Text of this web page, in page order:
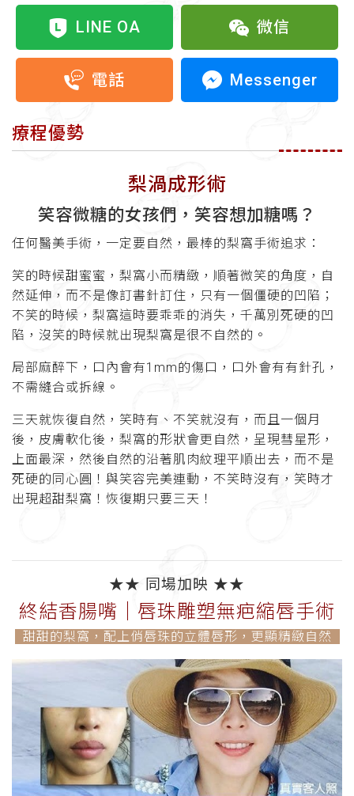
LINE OA 微信
電話 Messenger
療程優勢
梨渦成形術
笑容微糖的女孩們，笑容想加糖嗎？
任何醫美手術，一定要自然，最棒的梨窩手術追求：
笑的時候甜蜜蜜，梨窩小而精緻，順著微笑的角度，自
然延伸，而不是像訂書針訂住，只有一個僵硬的凹陷；
不笑的時候，梨窩這時要乖乖的消失，千萬別死硬的凹
陷，沒笑的時候就出現梨窩是很不自然的。
局部麻醉下，口內會有1mm的傷口，口外會有有針孔，
不需縫合或拆線。
三天就恢復自然，笑時有、不笑就沒有，而且一個月
後，皮膚軟化後，梨窩的形狀會更自然，呈現彗星形，
上面最深，然後自然的沿著肌肉紋理平順出去，而不是
死硬的同心圓！與笑容完美連動，不笑時沒有，笑時才
出現超甜梨窩！恢復期只要三天！
★★ 同場加映 ★★
終結香腸嘴│唇珠雕塑無疤縮唇手術
甜甜的梨窩，配上俏唇珠的立體唇形，更顯精緻自然